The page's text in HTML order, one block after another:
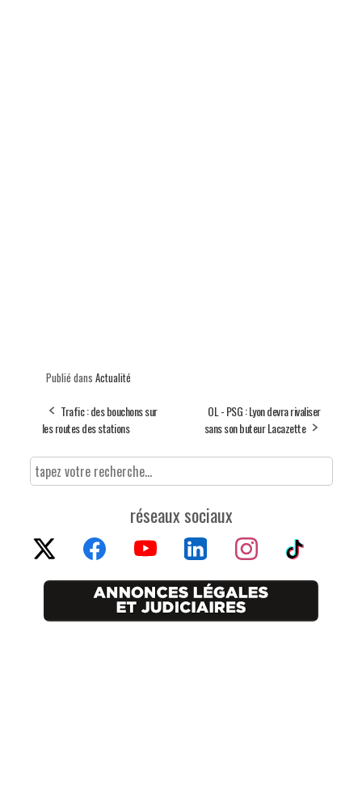
Publié dans Actualité
Trafic : des bouchons sur
les routes des stations
OL - PSG : Lyon devra rivaliser
sans son buteur Lacazette
réseaux sociaux